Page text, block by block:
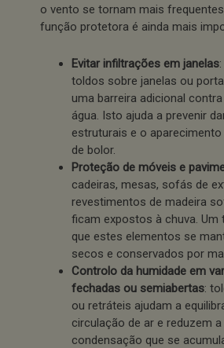
o vento se tornam mais
função protetora é ainda mais
Evitar infiltrações em janelas
toldos sobre janelas ou
uma barreira adicional
água. Isto ajuda a prevenir
estruturais e o
de bolor.
Proteção de móveis e
cadeiras, mesas, sofás de
revestimentos de madeira
ficam expostos à chuva. Um
que estes elementos se
secos e conservados por
Controlo da humidade em
fechadas ou semiabertas:
ou retráteis ajudam a
circulação de ar e reduzem a
condensação que se